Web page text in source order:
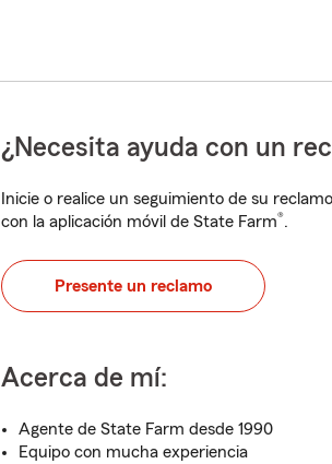
¿Necesita ayuda con un
Inicie o realice un seguimiento de su
con la aplicación móvil de State Farm®.
Presente un reclamo
Acerca de mí:
Agente de State Farm desde 1990
Equipo con mucha experiencia